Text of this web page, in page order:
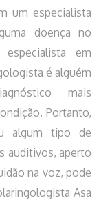
um especialista
doença no
em
é alguém
mais
Portanto,
algum tipo de
auditivos, aperto
na voz, pode
Asa